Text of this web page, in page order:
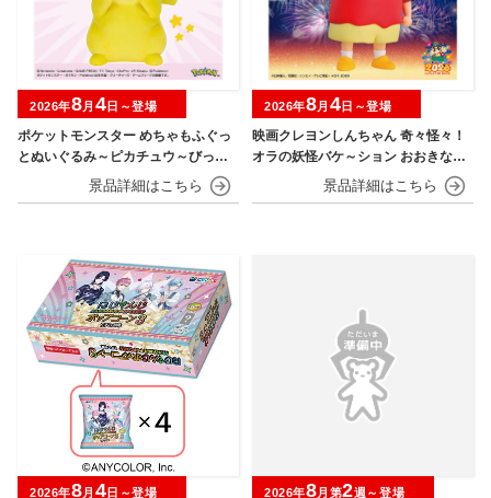
ポケットモンスター めちゃもふぐっ
とぬいぐるみ～ピカチュウ～びっく
2026年8月 4 日～登場
映画クレヨンしんちゃん 奇々怪々！
オラの妖怪バケ～ション おおきなSO
FVIMATES～野原しんのすけ～
2026年8月 4 日～登場
2026年8月 4日～登場 2026年8月第2週～登場